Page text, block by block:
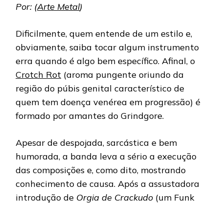
Por: (Arte Metal)
Dificilmente, quem entende de um estilo e,
obviamente, saiba tocar algum instrumento
erra quando é algo bem específico. Afinal, o
Crotch Rot (aroma pungente oriundo da
região do púbis genital característico de
quem tem doença venérea em progressão) é
formado por amantes do Grindgore.
Apesar de despojada, sarcástica e bem
humorada, a banda leva a sério a execução
das composições e, como dito, mostrando
conhecimento de causa. Após a assustadora
introdução de Orgia de Crackudo (um Funk